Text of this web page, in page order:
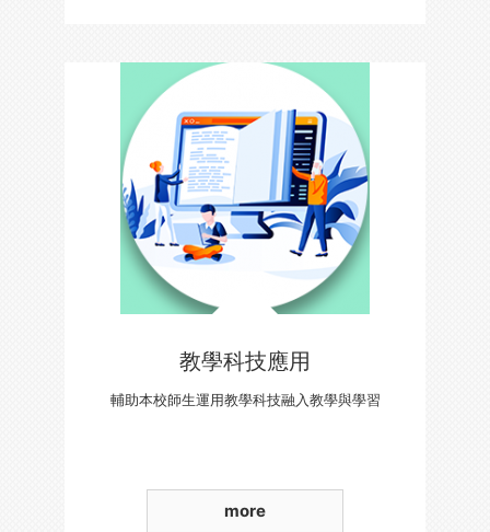
教學科技應用
輔助本校師生運用教學科技融入教學與學習
more